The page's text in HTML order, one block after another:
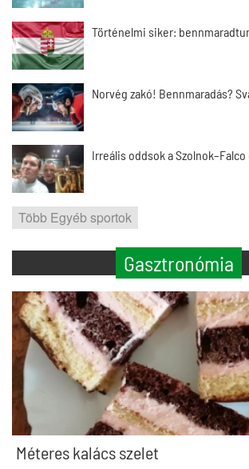
Történelmi siker:
Norvég zakó! Bennmaradás?
Irreális oddsok a
Több Egyéb sportok
Gasztronómia
Méteres kalács szelet